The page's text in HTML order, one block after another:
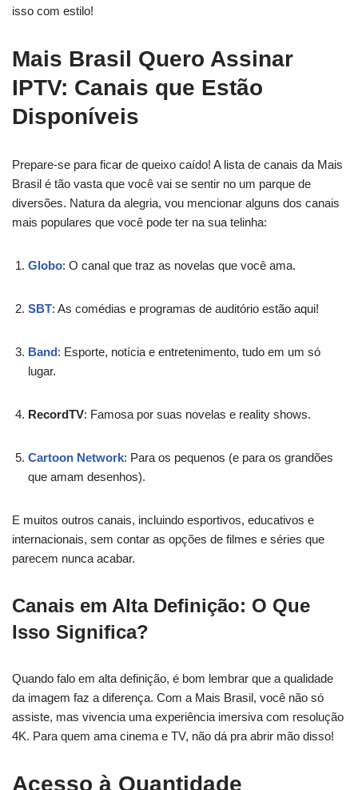
isso com estilo!
Mais Brasil Quero Assinar
IPTV: Canais que Estão
Disponíveis
Prepare-se para ficar de queixo caído! A lista de canais da Mais
Brasil é tão vasta que você vai se sentir no um parque de
diversões. Natura da alegria, vou mencionar alguns dos canais
mais populares que você pode ter na sua telinha:
Globo: O canal que traz as novelas que você ama.
SBT: As comédias e programas de auditório estão aqui!
Band: Esporte, notícia e entretenimento, tudo em um só
lugar.
RecordTV: Famosa por suas novelas e reality shows.
Cartoon Network: Para os pequenos (e para os grandões
que amam desenhos).
E muitos outros canais, incluindo esportivos, educativos e
internacionais, sem contar as opções de filmes e séries que
parecem nunca acabar.
Canais em Alta Definição: O Que
Isso Significa?
Quando falo em alta definição, é bom lembrar que a qualidade
da imagem faz a diferença. Com a Mais Brasil, você não só
assiste, mas vivencia uma experiência imersiva com resolução
4K. Para quem ama cinema e TV, não dá pra abrir mão disso!
Acesso à Quantidade